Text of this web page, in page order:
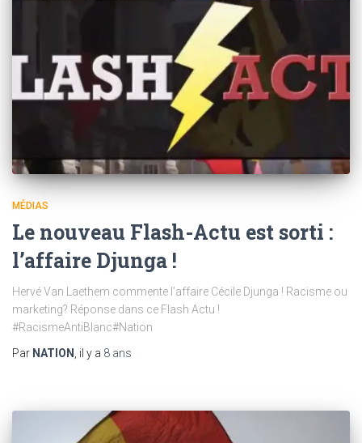
MÉDIAS
Le nouveau Flash-Actu est sorti :
l’affaire Djunga !
Hervé Van Laethem commente l’affaire Cécile Djunga ! Racisme ou
marketing? Réponse dans ce Flash Actu !
#RacismeAntiBlanc#Nation
Par NATION , il y a 8 ans